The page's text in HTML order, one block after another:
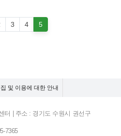
3 4 5
및 이용에 대한 안내
터 | 주소 : 경기도 수원시 권선구
7365